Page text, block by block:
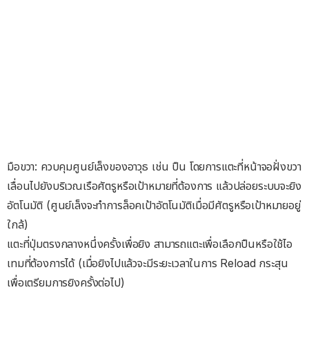
มือขวา: ควบคุมศูนย์เล็งของอาวุธ เช่น ปืน โดยการแตะที่หน้าจอฝั่งขวา
เลื่อนไปยังบริเวณเรือศัตรูหรือเป้าหมายที่ต้องการ แล้วปล่อยระบบจะยิง
อัตโนมัติ (ศูนย์เล็งจะทำการล็อคเป้าอัตโนมัติเมื่อมีศัตรูหรือเป้าหมายอยู่
ใกล้)
แตะที่ปุ่มตรงกลางหนึ่งครั้งเพื่อยิง สามารถแตะเพื่อเลือกปืนหรือใช้ไอ
เทมที่ต้องการได้ (เมื่อยิงไปแล้วจะมีระยะเวลาในการ Reload กระสุน
เพื่อเตรียมการยิงครั้งต่อไป)